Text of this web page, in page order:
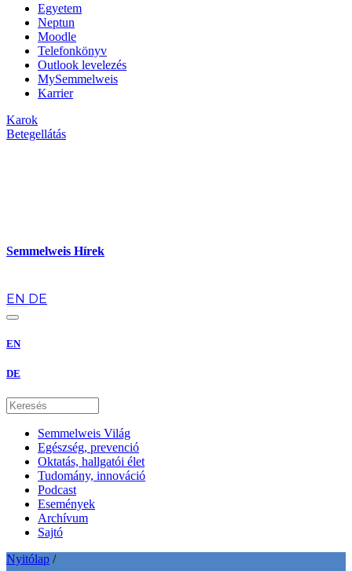
Egyetem
Neptun
Moodle
Telefonkönyv
Outlook levelezés
MySemmelweis
Karrier
Karok
Betegellátás
Semmelweis Hírek
EN DE
EN
DE
Semmelweis Világ
Egészség, prevenció
Oktatás, hallgatói élet
Tudomány, innováció
Podcast
Események
Archívum
Sajtó
Nyitólap /